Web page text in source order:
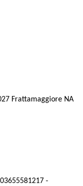
Frattamaggiore NA
-